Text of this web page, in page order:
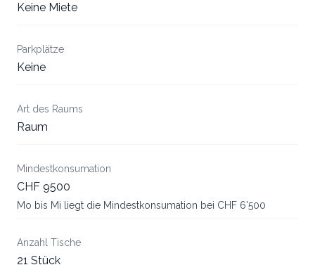
Keine Miete
Parkplätze
Keine
Art des Raums
Raum
Mindestkonsumation
CHF 9500
Mo bis Mi liegt die Mindestkonsumation bei CHF 6'500
Anzahl Tische
21 Stück